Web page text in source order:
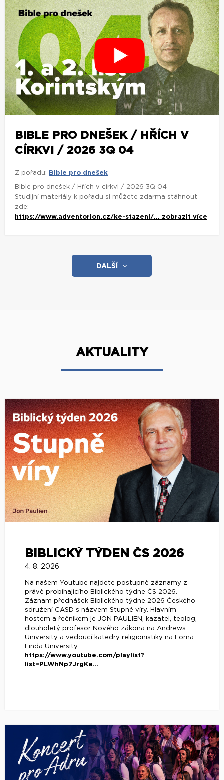
BIBLE PRO DNEŠEK / HŘÍCH V
CÍRKVI / 2026 3Q 04
Z pořadu: Bible pro dnešek
Bible pro dnešek / Hřích v církvi / 2026 3Q 04
Studijní materiály k pořadu si můžete zdarma stáhnout
zde:
https://www.adventorion.cz/ke-stazeni/... zobrazit více
DALŠÍ
AKTUALITY
BIBLICKÝ TÝDEN ČS 2026
4. 8. 2026
Na našem Youtube najdete postupně záznamy z
právě probíhajícího Biblického týdne ČS 2026.
Záznam přednášek Biblického týdne 2026 Českého
sdružení CASD s názvem Stupně víry. Hlavním
hostem a řečníkem je JON PAULIEN, kazatel, teolog,
dlouholetý profesor Nového zákona na Andrews
University a vedoucí katedry religionistiky na Loma
Linda University.
https://www.youtube.com/playlist?
list=PLWhNp7JrgKe...